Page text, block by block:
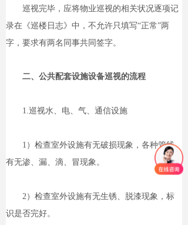
巡视完毕，应将物业巡视的相关状况逐项记
录在《巡楼日志》中，不允许只填写“正常”两
字，要求有两名同事共同签字。
二、公共配套设施设备巡视的流程
1.巡视水、电、气、通信设施
1）检查室外设施有无破损现象，各种管线
有无渗、漏、滴、冒现象。
2）检查室外设施有无生锈、脱漆现象，标
识是否完好。